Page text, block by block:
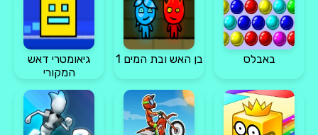
באבלס בן האש ובת המים 1
גיאומטרי דאש
המקורי